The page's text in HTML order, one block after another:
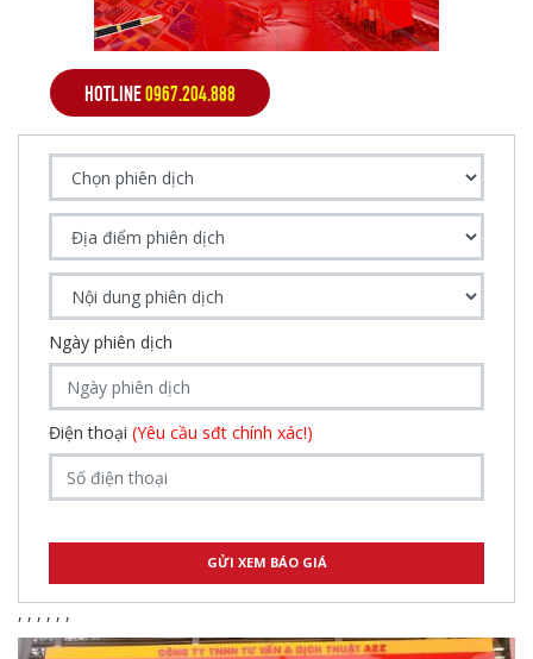
HOTLINE0967.204.888
Ngày phiên dịch
Điện thoại (Yêu cầu sđt chính xác!)
, , , , , ,